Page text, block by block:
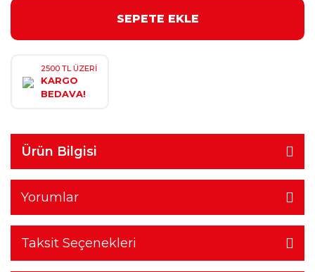
SEPETE EKLE
2500 TL ÜZERİ
KARGO
BEDAVA!
Ürün Bilgisi
Yorumlar
Taksit Seçenekleri